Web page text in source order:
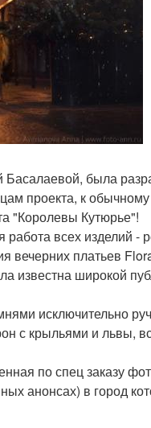
была
проекта, к
"Королевы Кутюрье"!
всех изделий -
вечерних платьев
известна широкой
исключительно
с крыльями и львы,
по спец заказу
анонсах) в город